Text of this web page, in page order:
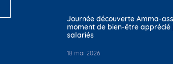
Journée découverte Amma-
moment de bien-être apprécié
salariés
18 mai 2026